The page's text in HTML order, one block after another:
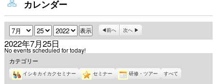
カレンダー
月 日 年 前へ 次へ
2022年7月25日
No events scheduled for today!
カテゴリー
イシキカイカクセミナー セミナー 研修・ツアー すべて